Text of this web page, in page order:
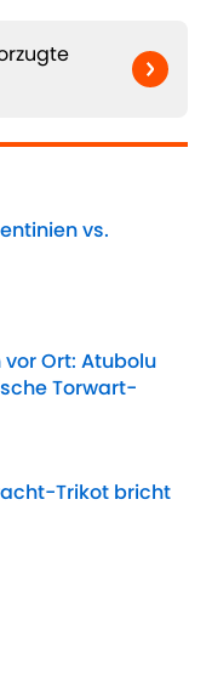
vs.
Ort: Atubolu
Torwart-
Trikot bricht